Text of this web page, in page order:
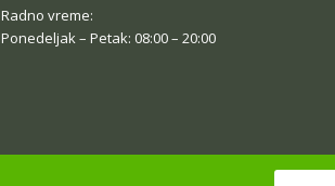
Radno vreme:
Ponedeljak – Petak: 08:00 – 20:00